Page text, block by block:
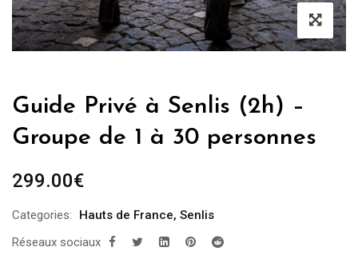
Guide Privé à Senlis (2h) –
Groupe de 1 à 30 personnes
299.00€
Categories: Hauts de France, Senlis
Réseaux sociaux